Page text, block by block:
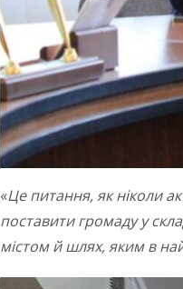
«Це питання, як ніколи
поставити громаду у
містом й шлях, яким в